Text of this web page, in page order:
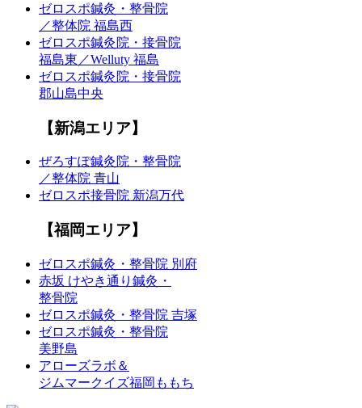
ゼロスポ鍼灸・整骨院
／整体院 福島西
ゼロスポ鍼灸院・接骨院
福島東／Welluty 福島
ゼロスポ鍼灸院・接骨院
郡山島中央
【新潟エリア】
ぜろすぽ鍼灸院・整骨院
／整体院 青山
ゼロスポ接骨院 新潟万代
【福岡エリア】
ゼロスポ鍼灸・整骨院 別府
赤坂 けやき通り鍼灸・
整骨院
ゼロスポ鍼灸・整骨院 吉塚
ゼロスポ鍼灸・整骨院
美野島
アローズラボ＆
ジムマークイズ福岡ももち